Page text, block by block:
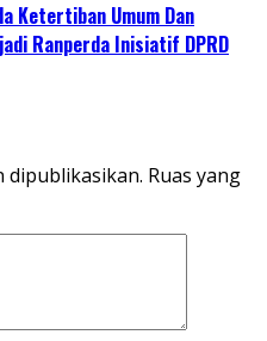
Ketertiban Umum Dan
Ranperda Inisiatif DPRD
dipublikasikan. Ruas yang